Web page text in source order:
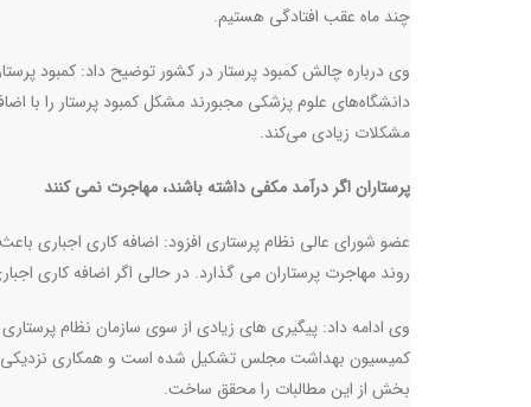
چند ماه عقب افتادگی هستیم.
وی درباره چالش‌ کمبود پرستار در کشور توضیح داد: کمبود
دانشگاه‌های علوم پزشکی مجبورند مشکل کمبود پرستار را با
مشکلات زیادی می‌کند.
پرستاران اگر درآمد مکفی داشته باشند، مهاجرت نمی کنند
عضو شورای عالی نظام پرستاری افزود: اضافه کاری اجباری
روند مهاجرت پرستاران می گذارد. در حالی اگر اضافه کاری
وی ادامه داد: پیگیری های زیادی از سوی سازمان نظام
کمیسیون بهداشت مجلس تشکیل شده است و همکاری نزدیکی نیز
بخش از این مطالبات را محقق ساخت.